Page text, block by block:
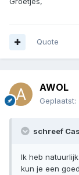
Quote
AWOL
Geplaatst:
schreef
Ik heb
kun je een